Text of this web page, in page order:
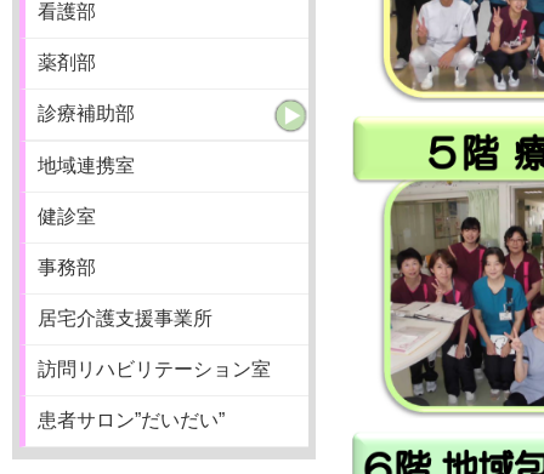
看護部
薬剤部
診療補助部
地域連携室
健診室
事務部
居宅介護支援事業所
訪問リハビリテーション室
患者サロン”だいだい”